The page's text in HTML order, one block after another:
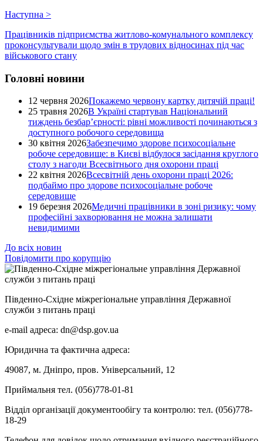
Наступна >
Працівників підприємства житлово-комунального комплексу
проконсультували щодо змін в трудових відносинах під час
військового стану
Головні новини
12 червня 2026Покажемо червону картку дитячій праці!
25 травня 2026В Україні стартував Національний
тиждень безбар’єрності: рівні можливості починаються з
доступного робочого середовища
30 квітня 2026Забезпечимо здорове психосоціальне
робоче середовище: в Києві відбулося засідання круглого
столу з нагоди Всесвітнього дня охорони праці
22 квітня 2026Всесвітній день охорони праці 2026:
подбаймо про здорове психосоціальне робоче
середовище
19 березня 2026Медичні працівники в зоні ризику: чому
професійні захворювання не можна залишати
невидимими
До всіх новин
Повідомити про корупцію
Південно-Східне міжрегіональне управління Державної
служби з питань праці
e-mail адреса: dn@dsp.gov.ua
Юридична та фактична адреса:
49087, м. Дніпро, пров. Універсальний, 12
Приймальня тел. (056)778-01-81
Відділ організації документообігу та контролю: тел. (056)778-
18-29